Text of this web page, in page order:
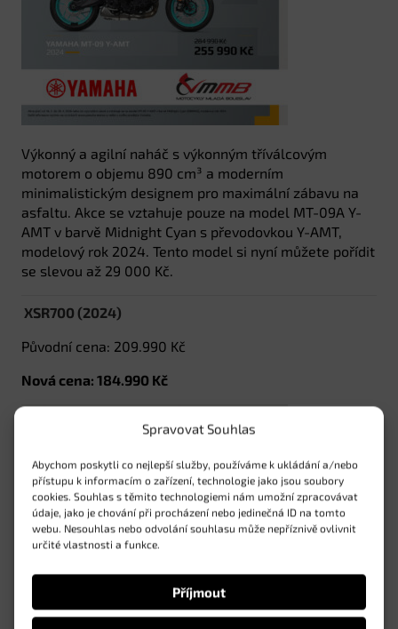
Spravovat Souhlas
Abychom poskytli co nejlepší služby, používáme k ukládání a/nebo
přístupu k informacím o zařízení, technologie jako jsou soubory
cookies. Souhlas s těmito technologiemi nám umožní zpracovávat
údaje, jako je chování při procházení nebo jedinečná ID na tomto
webu. Nesouhlas nebo odvolání souhlasu může nepříznivě ovlivnit
určité vlastnosti a funkce.
Příjmout
Výkonný a agilní naháč s výkonným tříválcovým
motorem o objemu 890 cm³ a moderním
minimalistickým designem pro maximální zábavu na
asfaltu. Akce se vztahuje pouze na model MT-09A Y-
AMT v barvě Midnight Cyan s převodovkou Y-AMT,
modelový rok 2024. Tento model si nyní můžete pořídit
se slevou až 29 000 Kč.
XSR700 (2024)
Původní cena: 209.990 Kč
Nová cena: 184.990 Kč